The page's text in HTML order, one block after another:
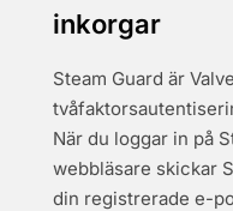
inkorgar
Steam Guard är
När du loggar in på
webbläsare skickar
din registrerade e-